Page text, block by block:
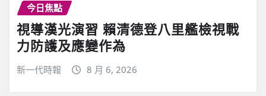
今日焦點
視導漢光演習 賴清德登八里艦檢視戰
力防護及應變作為
新一代時報 8 月 6, 2026